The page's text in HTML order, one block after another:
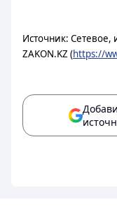
Источник: Сетевое,
ZAKON.KZ (https://